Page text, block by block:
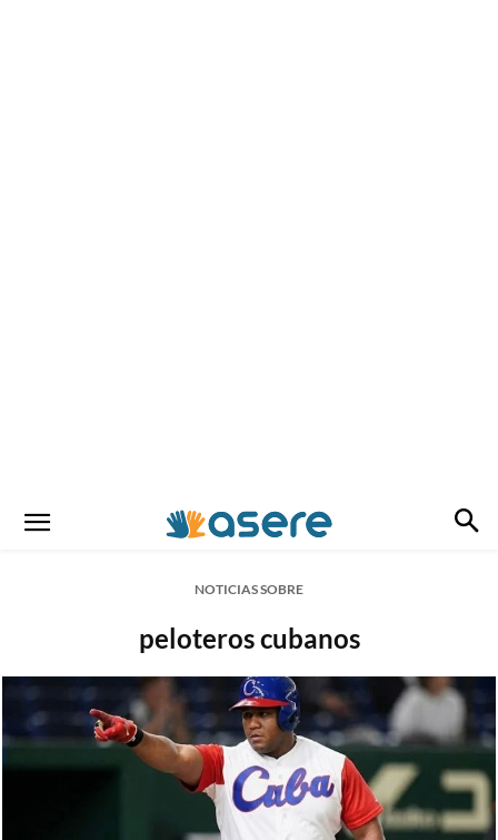
NOTICIAS SOBRE
peloteros cubanos